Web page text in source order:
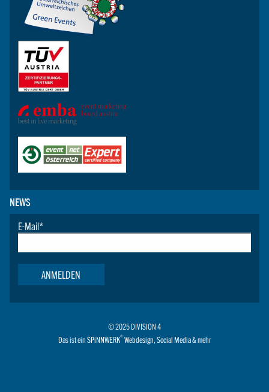
NEWS
E-Mail*
ANMELDEN
© 2025 DIVISION 4
Das ist einSPiNNWERK® Webdesign,Social Media& mehr